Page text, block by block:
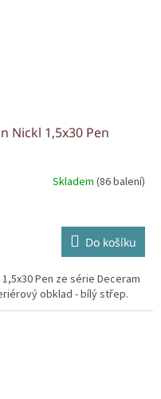
Nickl 1,5x30 Pen
Skladem (86 balení)
Do košíku
Pen ze série Deceram
obklad - bílý střep.